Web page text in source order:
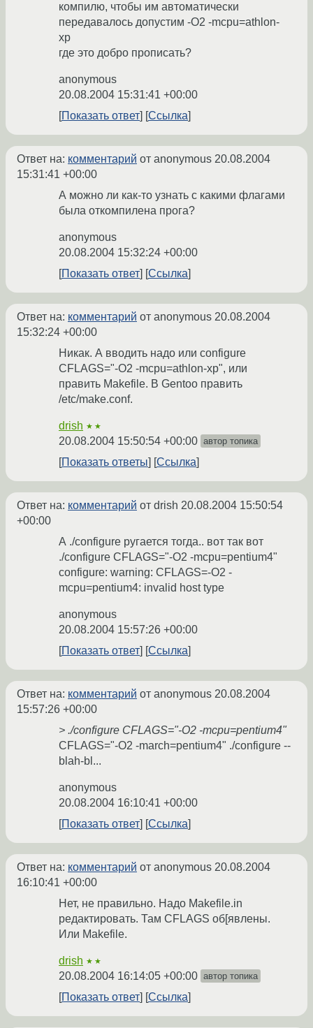
компилю, чтобы им автоматически
передавалось допустим -O2 -mcpu=athlon-
xp
где это добро прописать?
anonymous
20.08.2004 15:31:41 +00:00
Показать ответ
Ссылка
Ответ на: комментарий от anonymous 20.08.2004
15:31:41 +00:00
А можно ли как-то узнать с какими флагами
была откомпилена прога?
anonymous
20.08.2004 15:32:24 +00:00
Показать ответ
Ссылка
Ответ на: комментарий от anonymous 20.08.2004
15:32:24 +00:00
Никак. А вводить надо или configure
CFLAGS="-O2 -mcpu=athlon-xp", или
править Makefile. В Gentoo править
/etc/make.conf.
drish ★★
20.08.2004 15:50:54 +00:00 автор топика
Показать ответы Ссылка
Ответ на: комментарий от drish 20.08.2004 15:50:54
+00:00
А ./configure ругается тогда.. вот так вот
./configure CFLAGS="-O2 -mcpu=pentium4"
configure: warning: CFLAGS=-O2 -
mcpu=pentium4: invalid host type
anonymous
20.08.2004 15:57:26 +00:00
Показать ответ
Ссылка
Ответ на: комментарий от anonymous 20.08.2004
15:57:26 +00:00
> ./configure CFLAGS="-O2 -mcpu=pentium4"
CFLAGS="-O2 -march=pentium4" ./configure --
blah-bl...
anonymous
20.08.2004 16:10:41 +00:00
Показать ответ
Ссылка
Ответ на: комментарий от anonymous 20.08.2004
16:10:41 +00:00
Нет, не правильно. Надо Makefile.in
редактировать. Там CFLAGS об[явлены.
Или Makefile.
drish ★★
20.08.2004 16:14:05 +00:00 автор топика
Показать ответ Ссылка